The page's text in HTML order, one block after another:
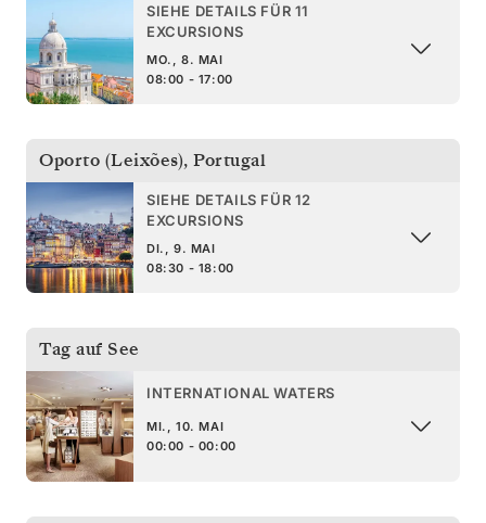
SIEHE DETAILS FÜR 11
EXCURSIONS
MO., 8. MAI
08:00 - 17:00
Oporto (Leixões), Portugal
SIEHE DETAILS FÜR 12
EXCURSIONS
DI., 9. MAI
08:30 - 18:00
Tag auf See
INTERNATIONAL WATERS
MI., 10. MAI
00:00 - 00:00